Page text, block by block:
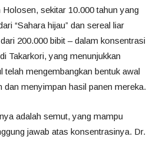
sekitar 10.000 tahun yang
“Sahara hijau” dan sereal liar
200.000 bibit – dalam konsentrasi
Takarkori, yang menunjukkan
telah mengembangkan bentuk awal
dan menyimpan hasil panen mereka.
adalah semut, yang mampu
jawab atas konsentrasinya. Dr.